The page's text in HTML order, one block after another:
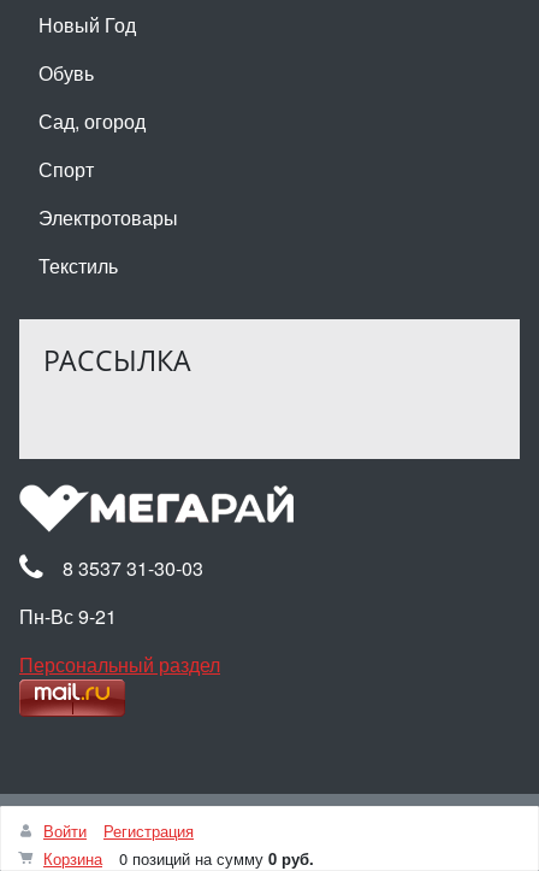
Новый Год
Обувь
Сад, огород
Спорт
Электротовары
Текстиль
РАССЫЛКА
8 3537 31-30-03
Пн-Вс 9-21
Персональный раздел
© Интернет-магазин МЕГАРАЙ, 2025
Войти
Регистрация
Корзина
0 позиций на сумму 0 руб.